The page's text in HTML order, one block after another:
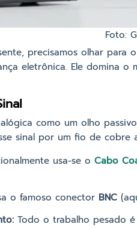
Foto:
precisamos olhar para
eletrônica. Ele domina
como um olho
sinal por um fio de cobre
usa-se o Cabo
o famoso conector BNC
Todo o trabalho pesado